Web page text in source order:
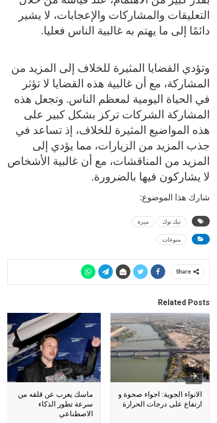
التعليقات والمشاركات والإعجابات، لا يشير
دائمًا إلى ما يهتم به غالبية الناس فعليا.
وتؤدي القضايا المثيرة للخلاف إلى المزيد من
المشاركة، مع أن غالبية هذه القضايا لا تؤثر
في الحياة اليومية لمعظم الناس. وتجعل هذه
المشاركة الشركات تركز بشكل كبير على
هذه المواضيع المثيرة للخلاف، إذ تساعد في
جذب المزيد من الزيارات، مما يؤدي إلى
المزيد من المناقشات، مع أن غالبية الأشخاص
لا يشاركون فيها بالضرورة.
شارك هذا الموضوع:
تيك توك ميزة
منوعات
Share
Related Posts
الانواء الجوية: اجواء صحوة و
ارتفاع على درجات الحرارة
ماسك يعرب عن قلقه من
سرعة تطور الذكاء
الاصطناعي